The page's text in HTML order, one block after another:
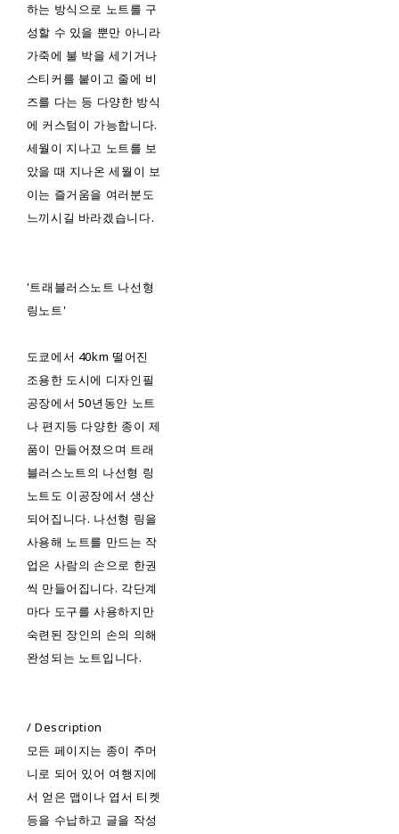
하는 방식으로 노트를 구
성할 수 있을 뿐만 아니라
가죽에 불 박을 세기거나
스티커를 붙이고 줄에 비
즈를 다는 등 다양한 방식
에 커스텀이 가능합니다.
세월이 지나고 노트를 보
았을 때 지나온 세월이 보
이는 즐거움을 여러분도
느끼시길 바라겠습니다.
'트래블러스노트 나선형
링노트'
도쿄에서 40km 떨어진
조용한 도시에 디자인필
공장에서 50년동안 노트
나 편지등 다양한 종이 제
품이 만들어졌으며 트래
블러스노트의 나선형 링
노트도 이공장에서 생산
되어집니다. 나선형 링을
사용해 노트를 만드는 작
업은 사람의 손으로 한권
씩 만들어집니다. 각단계
마다 도구를 사용하지만
숙련된 장인의 손의 의해
완성되는 노트입니다.
/ Description
모든 페이지는 종이 주머
니로 되어 있어 여행지에
서 얻은 맵이나 엽서 티켓
등을 수납하고 글을 작성